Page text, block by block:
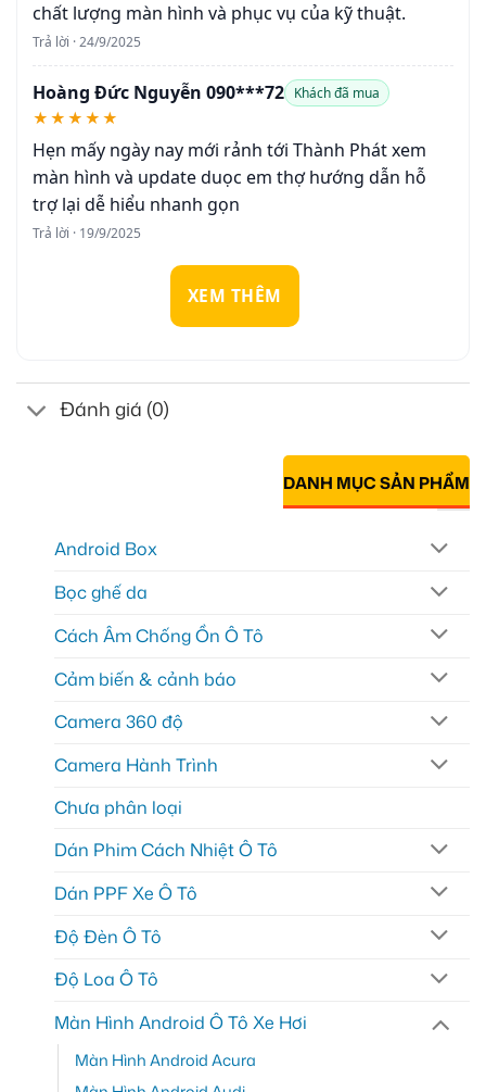
chất lượng màn hình và phục vụ của kỹ thuật.
Trả lời · 24/9/2025
Hoàng Đức Nguyễn 090***72 Khách đã mua
★★★★★
Hẹn mấy ngày nay mới rảnh tới Thành Phát xem
màn hình và update duọc em thợ hướng dẫn hỗ
trợ lại dễ hiểu nhanh gọn
Trả lời · 19/9/2025
XEM THÊM
Đánh giá (0)
DANH MỤC SẢN PHẨM
Android Box
Bọc ghế da
Cách Âm Chống Ồn Ô Tô
Cảm biến & cảnh báo
Camera 360 độ
Camera Hành Trình
Chưa phân loại
Dán Phim Cách Nhiệt Ô Tô
Dán PPF Xe Ô Tô
Độ Đèn Ô Tô
Độ Loa Ô Tô
Màn Hình Android Ô Tô Xe Hơi
Màn Hình Android Acura